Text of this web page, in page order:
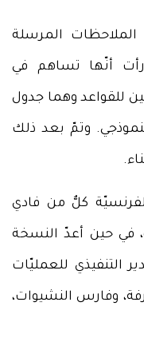
المرسلة
رأت أنّها تساهم في
للقواعد وهما جدول
وتمّ بعد ذلك
كلٌّ من فادي
في حين أعدّ النسخة
التنفيذي للعمليّات
وفارس النشيوات،